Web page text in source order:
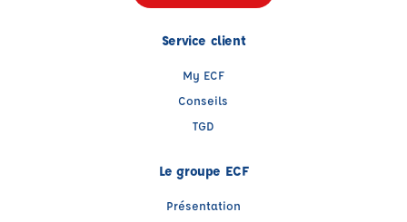
Service client
My ECF
Conseils
TGD
Le groupe ECF
Présentation